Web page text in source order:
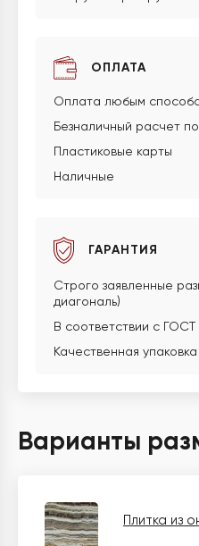
ОПЛАТА
Оплата любым
Безналичный расчет
Пластиковые карты
Наличные
ГАРАНТИЯ
Строго заявленные
диагональ)
В соответствии с ГОСТ
Качественная
Варианты
Плитка из